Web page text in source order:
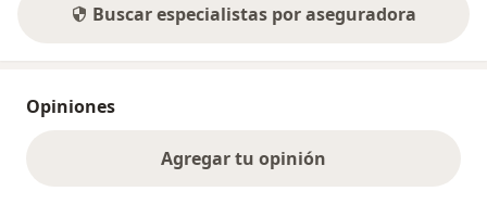
Buscar especialistas por aseguradora
Opiniones
Agregar tu opinión